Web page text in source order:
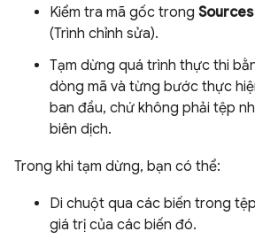
Kiểm tra mã gốc trong Sources
(Trình chỉnh sửa).
Tạm dừng quá trình thực thi
dòng mã và từng bước thực
ban đầu, chứ không phải tệp
biên dịch.
Trong khi tạm dừng, bạn có thể:
Di chuột qua các biến trong
giá trị của các biến đó.